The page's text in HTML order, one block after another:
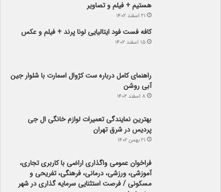
هستیم + فیلم و تصاویر
۲۱ اسفند ۱۴۰۲
کافه فست فود ایتالیایی لونا پرند + فیلم و عکس
۱۵ اسفند ۱۴۰۲
راهنمای کامل درباره ست کژوال اسمارت با شلوار جین
آبی روشن
۸ اسفند ۱۴۰۲
بهترین نمایندگی تعمیرات لوازم خانگی ال جی
پردیس در شرق تهران
۲۱ بهمن ۱۴۰۲
فراخوان عمومی واگذاری اراضی با کاربری تجاری،
آموزشی، ورزشی، درمانی، فرهنگی، تفریحی و
مسکونی / فرصت استثنایی سرمایه گذاری در شهر